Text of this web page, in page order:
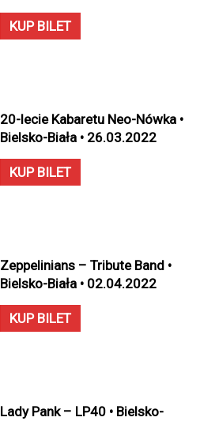
KUP BILET
20-lecie Kabaretu Neo-Nówka •
Bielsko-Biała • 26.03.2022
KUP BILET
Zeppelinians – Tribute Band •
Bielsko-Biała • 02.04.2022
KUP BILET
Lady Pank – LP40 • Bielsko-